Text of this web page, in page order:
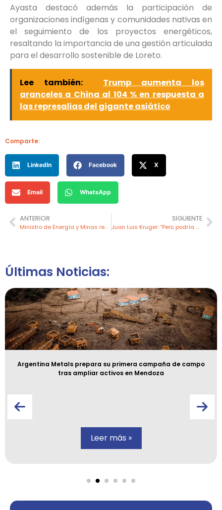
Ayasta destacó además la participación de
organizaciones indígenas y comunidades nativas en
el seguimiento de los proyectos energéticos,
resaltando la importancia de una gestión articulada
para el desarrollo sostenible de Loreto.
Lee también:
Trump aumenta los
aranceles a China al 104 % en respuesta a
las represalias del gigante asiático
Comparte:
LinkedIn Facebook X
Email WhatsApp
ANTERIOR
Ministro de Energía y Minas realizó visita técnica a la Nueva Refinería de Talara
SIGUIENTE
Juan Luis Kruger: “Perú podría ser el primer productor de cobre del mundo con yacimientos existentes”
Últimas Noticias:
Argentina Metals prepara su primera campaña de campo
tras ampliar activos en Mendoza
Leer más »